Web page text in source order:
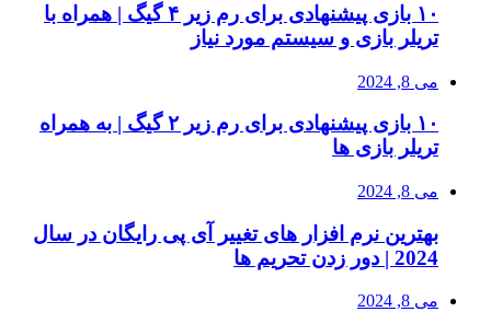
۱۰ بازی پیشنهادی برای رم زیر ۴ گیگ | همراه با
تریلر بازی و سیستم مورد نیاز
می 8, 2024
۱۰ بازی پیشنهادی برای رم زیر ۲ گیگ | به همراه
تریلر بازی ها
می 8, 2024
بهترین نرم افزار های تغییر آی پی رایگان در سال
2024 | دور زدن تحریم ها
می 8, 2024